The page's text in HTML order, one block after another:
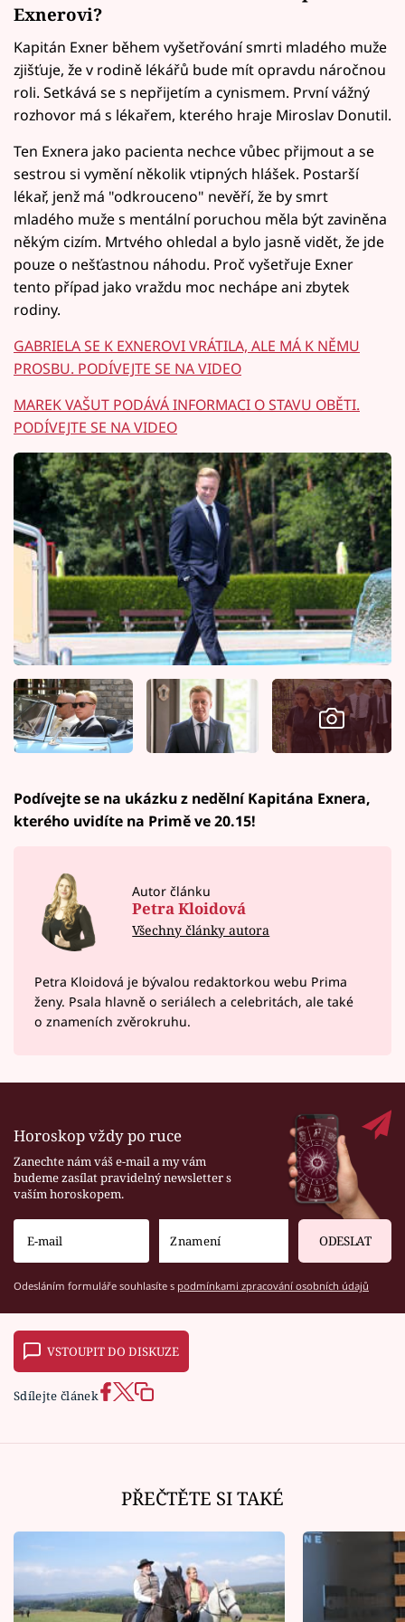
Exnerovi?
Kapitán Exner během vyšetřování smrti mladého muže
zjišťuje, že v rodině lékářů bude mít opravdu náročnou
roli. Setkává se s nepřijetím a cynismem. První vážný
rozhovor má s lékařem, kterého hraje Miroslav Donutil.
Ten Exnera jako pacienta nechce vůbec přijmout a se
sestrou si vymění několik vtipných hlášek. Postarší
lékař, jenž má "odkrouceno" nevěří, že by smrt
mladého muže s mentální poruchou měla být zaviněna
někým cizím. Mrtvého ohledal a bylo jasně vidět, že jde
pouze o nešťastnou náhodu. Proč vyšetřuje Exner
tento případ jako vraždu moc nechápe ani zbytek
rodiny.
GABRIELA SE K EXNEROVI VRÁTILA, ALE MÁ K NĚMU
PROSBU. PODÍVEJTE SE NA VIDEO
MAREK VAŠUT PODÁVÁ INFORMACI O STAVU OBĚTI.
PODÍVEJTE SE NA VIDEO
Podívejte se na ukázku z nedělní Kapitána Exnera,
kterého uvidíte na Primě ve 20.15!
Autor článku
Petra Kloidová
Všechny články autora
Petra Kloidová je bývalou redaktorkou webu Prima
ženy. Psala hlavně o seriálech a celebritách, ale také
o znameních zvěrokruhu.
Horoskop vždy po ruce
Zanechte nám váš e-mail a my vám
budeme zasílat pravidelný newsletter s
vaším horoskopem.
ODESLAT
Odesláním formuláře souhlasíte s podmínkami zpracování osobních údajů
VSTOUPIT DO DISKUZE
Sdílejte článek
PŘEČTĚTE SI TAKÉ